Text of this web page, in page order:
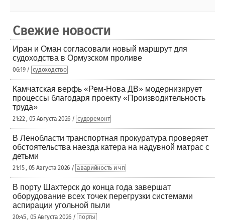
Свежие новости
Иран и Оман согласовали новый маршрут для
судоходства в Ормузском проливе
06:19 / судоходство
Камчатская верфь «Рем-Нова ДВ» модернизирует
процессы благодаря проекту «Производительность
труда»
21:22 , 05 Августа 2026 / судоремонт
В Ленобласти транспортная прокуратура проверяет
обстоятельства наезда катера на надувной матрас с
детьми
21:15 , 05 Августа 2026 / аварийность и чп
В порту Шахтерск до конца года завершат
оборудование всех точек перегрузки системами
аспирации угольной пыли
20:45 , 05 Августа 2026 / порты